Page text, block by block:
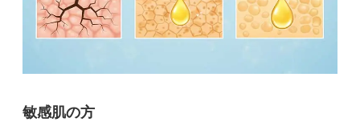
敏感肌の方